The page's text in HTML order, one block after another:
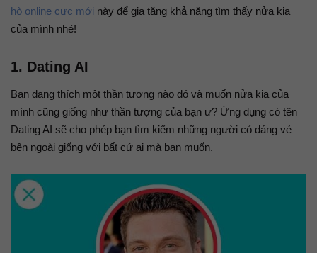
hò online cực mới này để gia tăng khả năng tìm thấy nửa kia
của mình nhé!
1. Dating AI
Bạn đang thích một thần tượng nào đó và muốn nửa kia của
mình cũng giống như thần tượng của bạn ư? Ứng dụng có tên
Dating AI sẽ cho phép bạn tìm kiếm những người có dáng vẻ
bên ngoài giống với bất cứ ai mà bạn muốn.